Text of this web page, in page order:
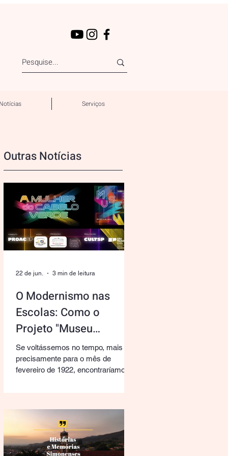
Notícias Serviços
Outras Notícias
O Modernismo nas
Escolas: Como o
Projeto "Museu
Também é Coisa de
Criança" Trouxe a
Vanguarda de 1922 para
Se voltássemos no tempo, mais
precisamente para o mês de
fevereiro de 1922, encontraríamos o
brasileira. A Semana de Arte
Moderna nascia ali, rompendo com
as regras rígidas do passado e
22 de jun. 3 min de leitura